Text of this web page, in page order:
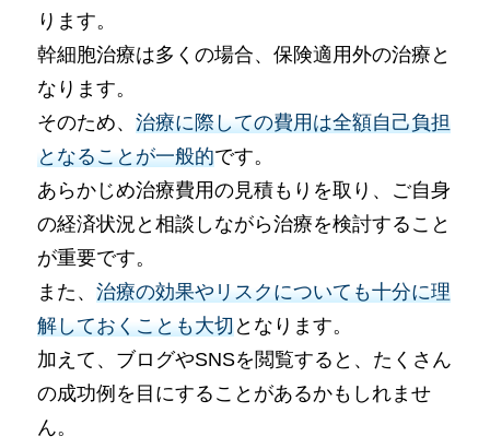
ります。
幹細胞治療は多くの場合、保険適用外の治療と
なります。
そのため、治療に際しての費用は全額自己負担
となることが一般的です。
あらかじめ治療費用の見積もりを取り、ご自身
の経済状況と相談しながら治療を検討すること
が重要です。
また、治療の効果やリスクについても十分に理
解しておくことも大切となります。
加えて、ブログやSNSを閲覧すると、たくさん
の成功例を目にすることがあるかもしれませ
ん。